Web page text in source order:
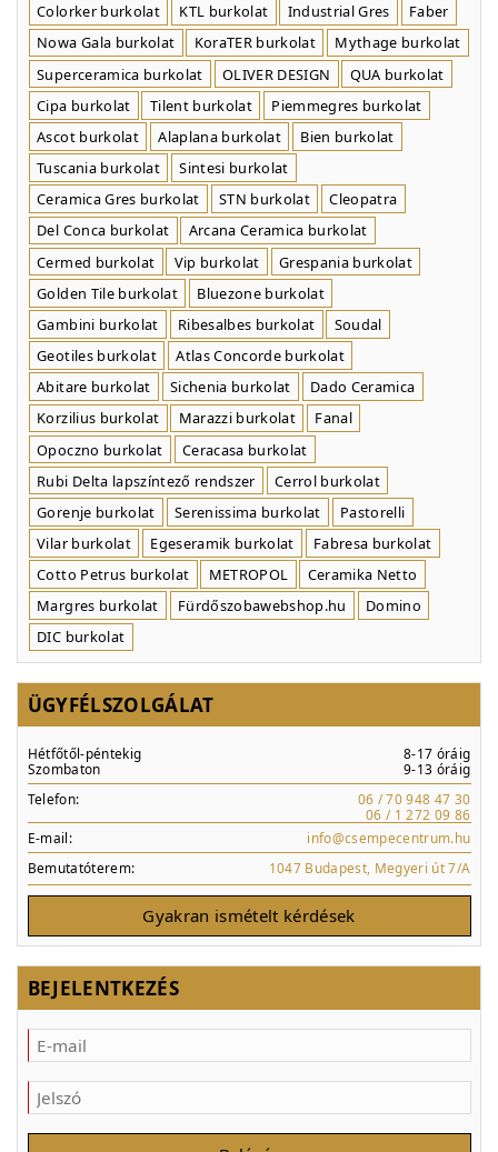
Colorker burkolat
KTL burkolat Industrial Gres
Faber
Nowa Gala burkolat
KoraTER burkolat
Mythage burkolat
Superceramica burkolat
OLIVER DESIGN
QUA burkolat
Cipa burkolat
Tilent burkolat
Piemmegres burkolat
Ascot burkolat
Alaplana burkolat
Bien burkolat
Tuscania burkolat
Sintesi burkolat
Ceramica Gres burkolat
STN burkolat
Cleopatra
Del Conca burkolat
Arcana Ceramica burkolat
Cermed burkolat
Vip burkolat
Grespania burkolat
Golden Tile burkolat
Bluezone burkolat
Gambini burkolat
Ribesalbes burkolat
Soudal
Geotiles burkolat
Atlas Concorde burkolat
Abitare burkolat
Sichenia burkolat
Dado Ceramica
Korzilius burkolat
Marazzi burkolat
Fanal
Opoczno burkolat
Ceracasa burkolat
Rubi Delta lapszíntező rendszer
Cerrol burkolat
Gorenje burkolat
Serenissima burkolat
Pastorelli
Vilar burkolat
Egeseramik burkolat
Fabresa burkolat
Cotto Petrus burkolat
METROPOL
Ceramika Netto
Margres burkolat
Fürdőszobawebshop.hu
Domino
DIC burkolat
ÜGYFÉLSZOLGÁLAT
Hétfőtől-péntekig
8-17 óráig
Szombaton
9-13 óráig
Telefon:
06 / 70 948 47 30
06 / 1 272 09 86
E-mail:
info@csempecentrum.hu
Bemutatóterem:
1047 Budapest, Megyeri út 7/A
Gyakran ismételt kérdések
BEJELENTKEZÉS